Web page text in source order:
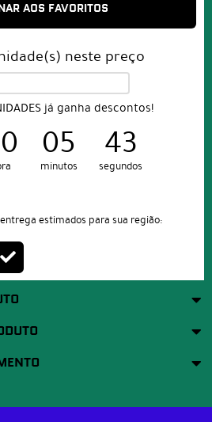
AOS FAVORITOS
neste preço
já ganha descontos!
05
minutos
43
segundos
estimados para sua região: